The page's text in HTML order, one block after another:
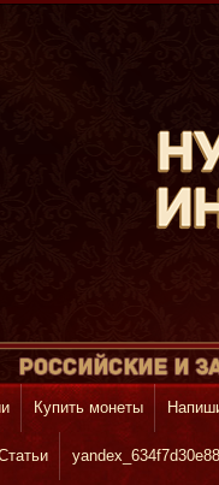
Купить монеты